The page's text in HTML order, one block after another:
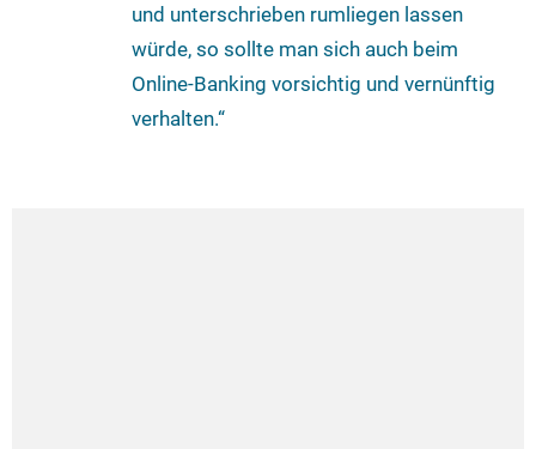
und unterschrieben rumliegen lassen
würde, so sollte man sich auch beim
Online-Banking vorsichtig und vernünftig
verhalten.“